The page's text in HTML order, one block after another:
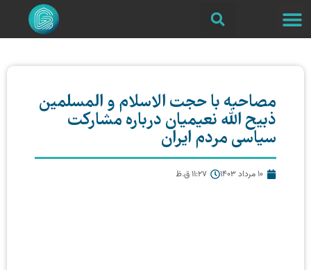
مصاحبه با حجت الاسلام و المسلمین
ذبیح الله نعیمیان درباره مشارکت
سیاسی مردم ایران
10 مرداد 1403 11:27 ق.ظ